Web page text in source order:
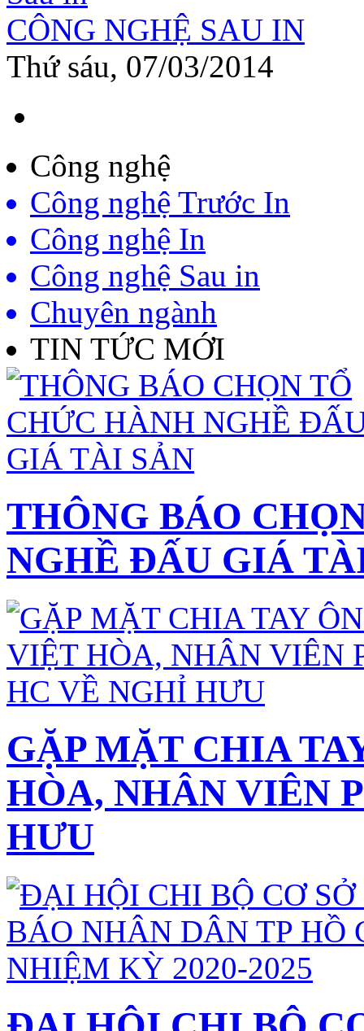
CÔNG NGHỆ SAU IN
Thứ sáu, 07/03/2014
Công nghệ
Công nghệ Trước In
Công nghệ In
Công nghệ Sau in
Chuyên ngành
TIN TỨC MỚI
THÔNG BÁO
NGHỀ ĐẤU GIÁ
GẶP MẶT CHIA
HÒA, NHÂN VIÊN
HƯU